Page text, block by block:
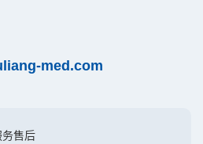
med.com
售后